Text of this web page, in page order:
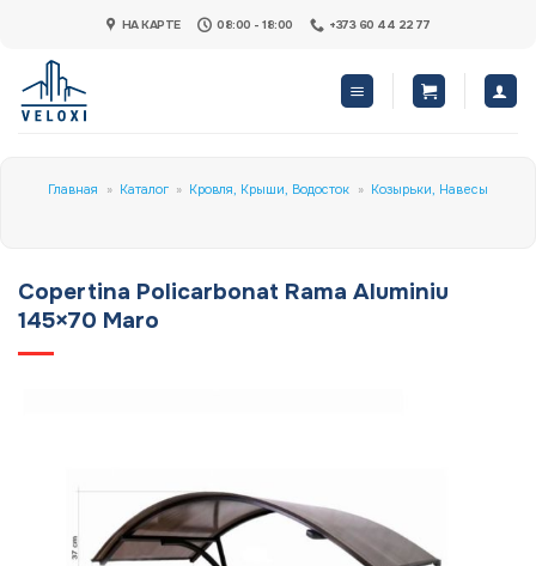
content
НА КАРТЕ 08:00 - 18:00 +373 60 44 22 77
Главная » Каталог » Кровля, Крыши, Водосток » Козырьки, Навесы
Copertina Policarbonat Rama Aluminiu
145×70 Maro